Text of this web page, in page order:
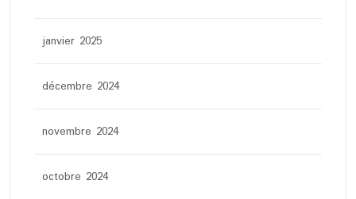
janvier 2025
décembre 2024
novembre 2024
octobre 2024